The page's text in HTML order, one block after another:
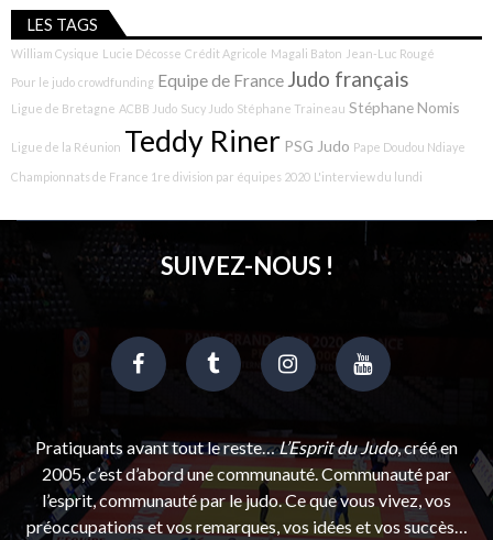
LES TAGS
William Cysique Lucie Décosse Crédit Agricole Magali Baton Jean-Luc Rougé
Pour le judo crowdfunding Equipe de France Judo français
Ligue de Bretagne ACBB Judo Sucy Judo Stéphane Traineau Stéphane Nomis
Ligue de la Réunion Teddy Riner PSG Judo Pape Doudou Ndiaye
Championnats de France 1re division par équipes 2020 L'interview du lundi
SUIVEZ-NOUS !
Pratiquants avant tout le reste…L’Esprit du Judo, créé en
2005, c’est d’abord une communauté. Communauté par
l’esprit, communauté par le judo. Ce que vous vivez, vos
préoccupations et vos remarques, vos idées et vos succès…